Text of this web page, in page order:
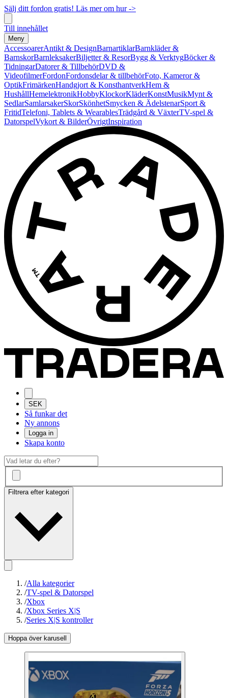
Sälj ditt fordon gratis! Läs mer om hur ->
Till innehållet
Meny
AccessoarerAntikt & DesignBarnartiklarBarnkläder &
BarnskorBarnleksakerBiljetter & ResorBygg & VerktygBöcker &
TidningarDatorer & TillbehörDVD &
VideofilmerFordonFordonsdelar & tillbehörFoto, Kameror &
OptikFrimärkenHandgjort & KonsthantverkHem &
HushållHemelektronikHobbyKlockorKläderKonstMusikMynt &
SedlarSamlarsakerSkorSkönhetSmycken & ÄdelstenarSport &
FritidTelefoni, Tablets & WearablesTrädgård & VäxterTV-spel &
DatorspelVykort & BilderÖvrigtInspiration
SEK
Så funkar det
Ny annons
Logga in
Skapa konto
Filtrera efter kategori
/Alla kategorier
/TV-spel & Datorspel
/Xbox
/Xbox Series X|S
/Series X|S kontroller
Hoppa över karusell